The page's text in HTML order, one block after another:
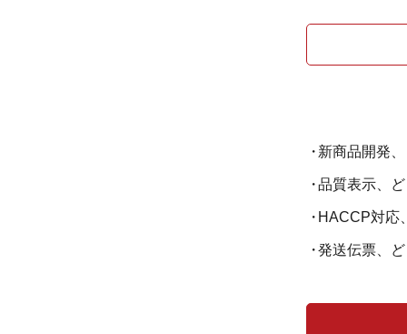
新商品開発
品質表示、
HACCP対応
発送伝票、